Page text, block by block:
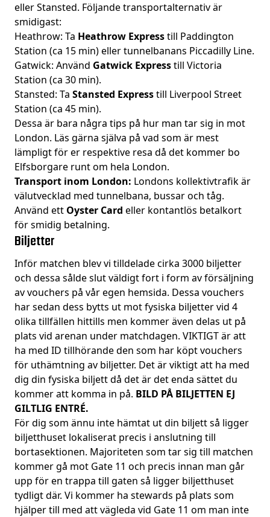
eller Stansted. Följande transportalternativ är
smidigast:
Heathrow: Ta Heathrow Expresstill Paddington
Station (ca 15 min) eller tunnelbanans Piccadilly Line.
Gatwick: Använd Gatwick Expresstill Victoria
Station (ca 30 min).
Stansted: Ta Stansted Expresstill Liverpool Street
Station (ca 45 min).
Dessa är bara några tips på hur man tar sig in mot
London. Läs gärna själva på vad som är mest
lämpligt för er respektive resa då det kommer bo
Elfsborgare runt om hela London.
Transport inom London: Londons kollektivtrafik är
välutvecklad med tunnelbana, bussar och tåg.
Använd ett Oyster Card eller kontantlös betalkort
för smidig betalning.
Biljetter
Inför matchen blev vi tilldelade cirka 3000 biljetter
och dessa sålde slut väldigt fort i form av försäljning
av vouchers på vår egen hemsida. Dessa vouchers
har sedan dess bytts ut mot fysiska biljetter vid 4
olika tillfällen hittills men kommer även delas ut på
plats vid arenan under matchdagen. VIKTIGT är att
ha med ID tillhörande den som har köpt vouchers
för uthämtning av biljetter. Det är viktigt att ha med
dig din fysiska biljett då det är det enda sättet du
kommer att komma in på. BILD PÅ BILJETTEN EJ
GILTLIG ENTRÉ.
För dig som ännu inte hämtat ut din biljett så ligger
biljetthuset lokaliserat precis i anslutning till
bortasektionen. Majoriteten som tar sig till matchen
kommer gå mot Gate 11 och precis innan man går
upp för en trappa till gaten så ligger biljetthuset
tydligt där. Vi kommer ha stewards på plats som
hjälper till med att vägleda vid Gate 11 om man inte